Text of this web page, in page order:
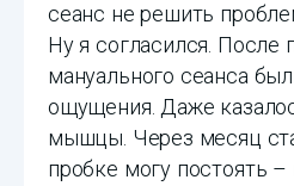
сеанс не решить
Ну я согласился. После
мануального сеанса
ощущения. Даже
мышцы. Через месяц
пробке могу постоять –